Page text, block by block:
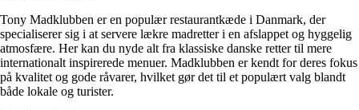
Tony Madklubben er en populær restaurantkæde i Danmark, der
specialiserer sig i at servere lækre madretter i en afslappet og hyggelig
atmosfære. Her kan du nyde alt fra klassiske danske retter til mere
internationalt inspirerede menuer. Madklubben er kendt for deres fokus
på kvalitet og gode råvarer, hvilket gør det til et populært valg blandt
både lokale og turister.